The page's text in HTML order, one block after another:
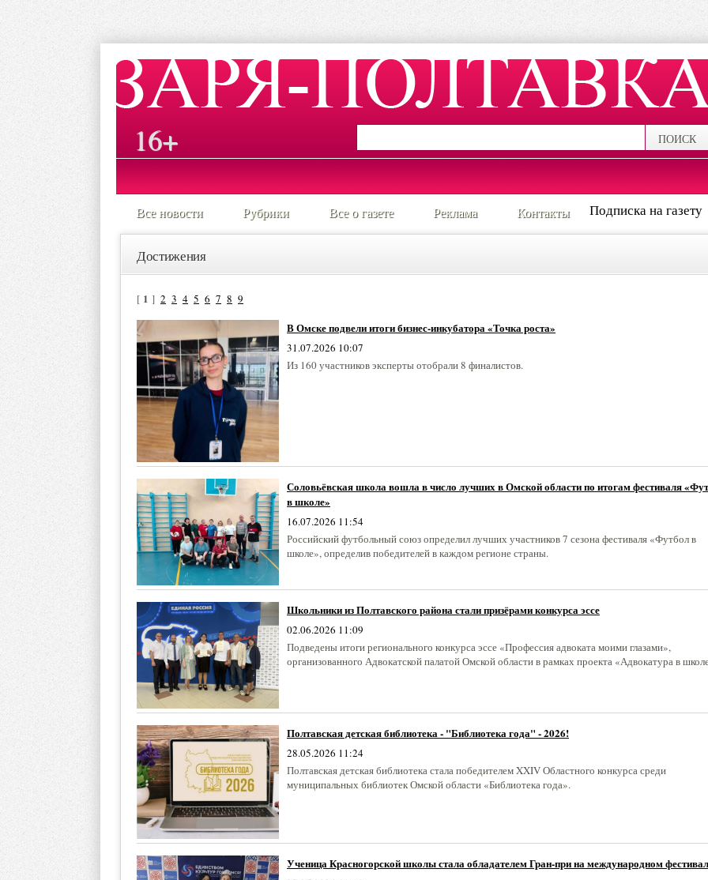
16+ ПОИСК
Все новости Рубрики Все о газете Реклама Контакты Подписка на газету
Достижения
[ 1 ] 2 3 4 5 6 7 8 9
В Омске подвели итоги бизнес-инкубатора «Точка роста»
31.07.2026 10:07
Из 160 участников эксперты отобрали 8 финалистов.
Соловьёвская школа вошла в число лучших в Омской области по итогам фестиваля
в школе»
16.07.2026 11:54
Российский футбольный союз определил лучших участников 7 сезона фестиваля «Футбол в
школе», определив победителей в каждом регионе страны.
Школьники из Полтавского района стали призёрами конкурса эссе
02.06.2026 11:09
Подведены итоги регионального конкурса эссе «Профессия адвоката моими глазами»,
организованного Адвокатской палатой Омской области в рамках проекта «Адвокатура в
Полтавская детская библиотека - "Библиотека года" - 2026!
28.05.2026 11:24
Полтавская детская библиотека стала победителем XXIV Областного конкурса среди
муниципальных библиотек Омской области «Библиотека года».
Ученица Красногорской школы стала обладателем Гран-при на международном